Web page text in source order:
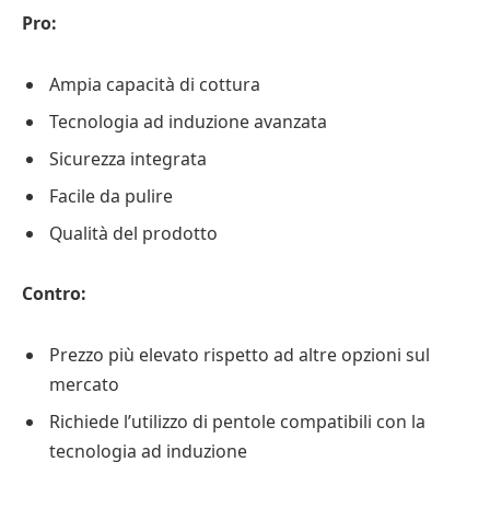
Pro:
Ampia capacità di cottura
Tecnologia ad induzione avanzata
Sicurezza integrata
Facile da pulire
Qualità del prodotto
Contro:
Prezzo più elevato rispetto ad altre opzioni sul
mercato
Richiede l’utilizzo di pentole compatibili con la
tecnologia ad induzione